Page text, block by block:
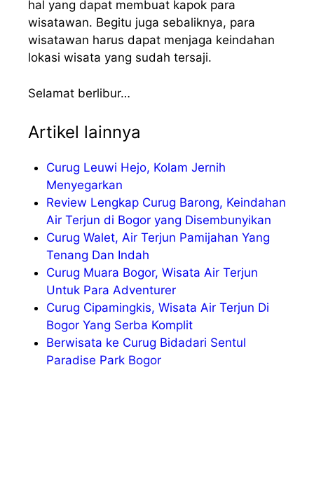
hal yang dapat membuat kapok para
wisatawan. Begitu juga sebaliknya, para
wisatawan harus dapat menjaga keindahan
lokasi wisata yang sudah tersaji.
Selamat berlibur…
Artikel lainnya
Curug Leuwi Hejo, Kolam Jernih
Menyegarkan
Review Lengkap Curug Barong, Keindahan
Air Terjun di Bogor yang Disembunyikan
Curug Walet, Air Terjun Pamijahan Yang
Tenang Dan Indah
Curug Muara Bogor, Wisata Air Terjun
Untuk Para Adventurer
Curug Cipamingkis, Wisata Air Terjun Di
Bogor Yang Serba Komplit
Berwisata ke Curug Bidadari Sentul
Paradise Park Bogor